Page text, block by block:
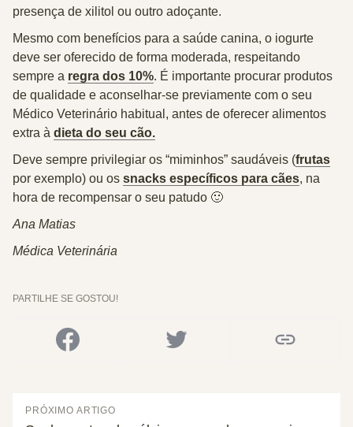
presença de xilitol ou outro adoçante.
Mesmo com benefícios para a saúde canina, o iogurte
deve ser oferecido de forma moderada, respeitando
sempre a regra dos 10%. É importante procurar produtos
de qualidade e aconselhar-se previamente com o seu
Médico Veterinário habitual, antes de oferecer alimentos
extra à dieta do seu cão.
Deve sempre privilegiar os “miminhos” saudáveis (frutas
por exemplo) ou os snacks específicos para cães, na
hora de recompensar o seu patudo 🙂
Ana Matias
Médica Veterinária
PARTILHE SE GOSTOU!
PRÓXIMO ARTIGO